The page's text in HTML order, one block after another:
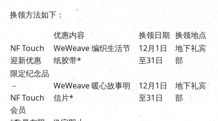
换领方法如下：
优惠内容
换领日期 换领地点
NF Touch
迎新优惠
WeWeave 编织生活节
纸胶带*
12月1日
至31日
地下礼宾
部
限定纪念品
－
NF Touch
会员
WeWeave 暖心故事明
信片*
12月1日
至31日
地下礼宾
部